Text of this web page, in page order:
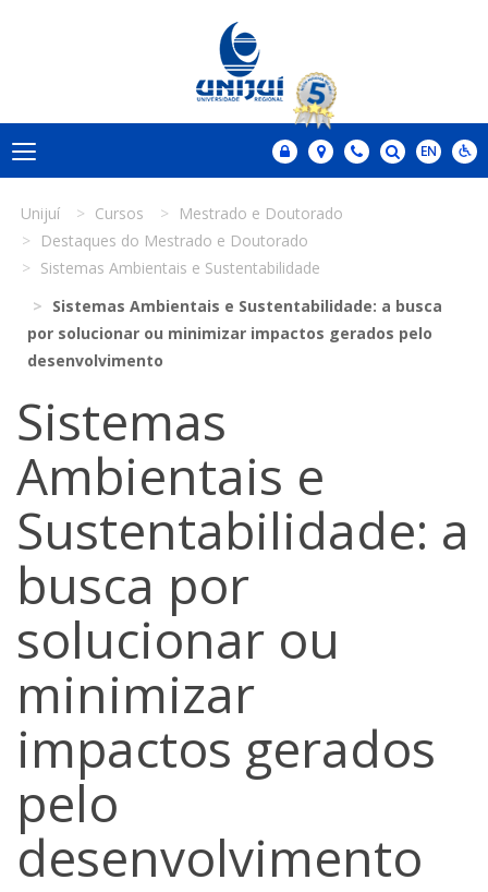
Unijuí Cursos
Mestrado e Doutorado
Destaques do Mestrado e Doutorado
Sistemas Ambientais e Sustentabilidade
Sistemas Ambientais e Sustentabilidade: a busca
por solucionar ou minimizar impactos gerados pelo
desenvolvimento
Sistemas
Ambientais e
Sustentabilidade: a
busca por
solucionar ou
minimizar
impactos gerados
pelo
desenvolvimento